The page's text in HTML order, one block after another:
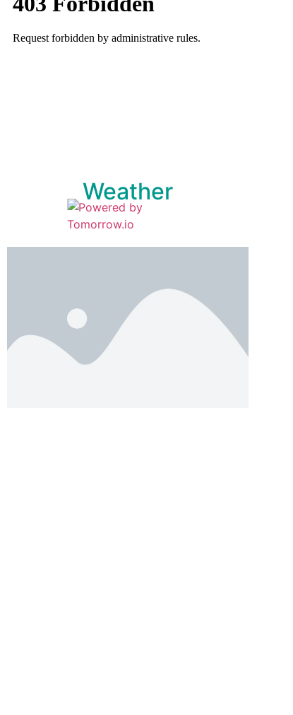
Weather